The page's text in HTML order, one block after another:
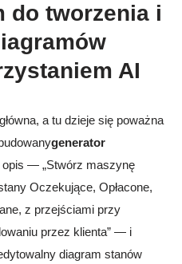
do tworzenia i
AI
a tu dzieje się poważna
generator
opis — „Stwórz maszynę
Oczekujące, Opłacone,
z przejściami przy
przez klienta” — i
diagram stanów